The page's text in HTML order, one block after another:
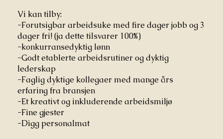
Vi kan tilby:
-Forutsigbar arbeidsuke med fire dager jobb og 3
dager fri! (ja dette tilsvarer 100%)
-konkurransedyktig lønn
-Godt etablerte arbeidsrutiner og dyktig
lederskap
-Faglig dyktige kollegaer med mange års
erfaring fra bransjen
-Et kreativt og inkluderende arbeidsmiljø
-Fine gjester
-Digg personalmat